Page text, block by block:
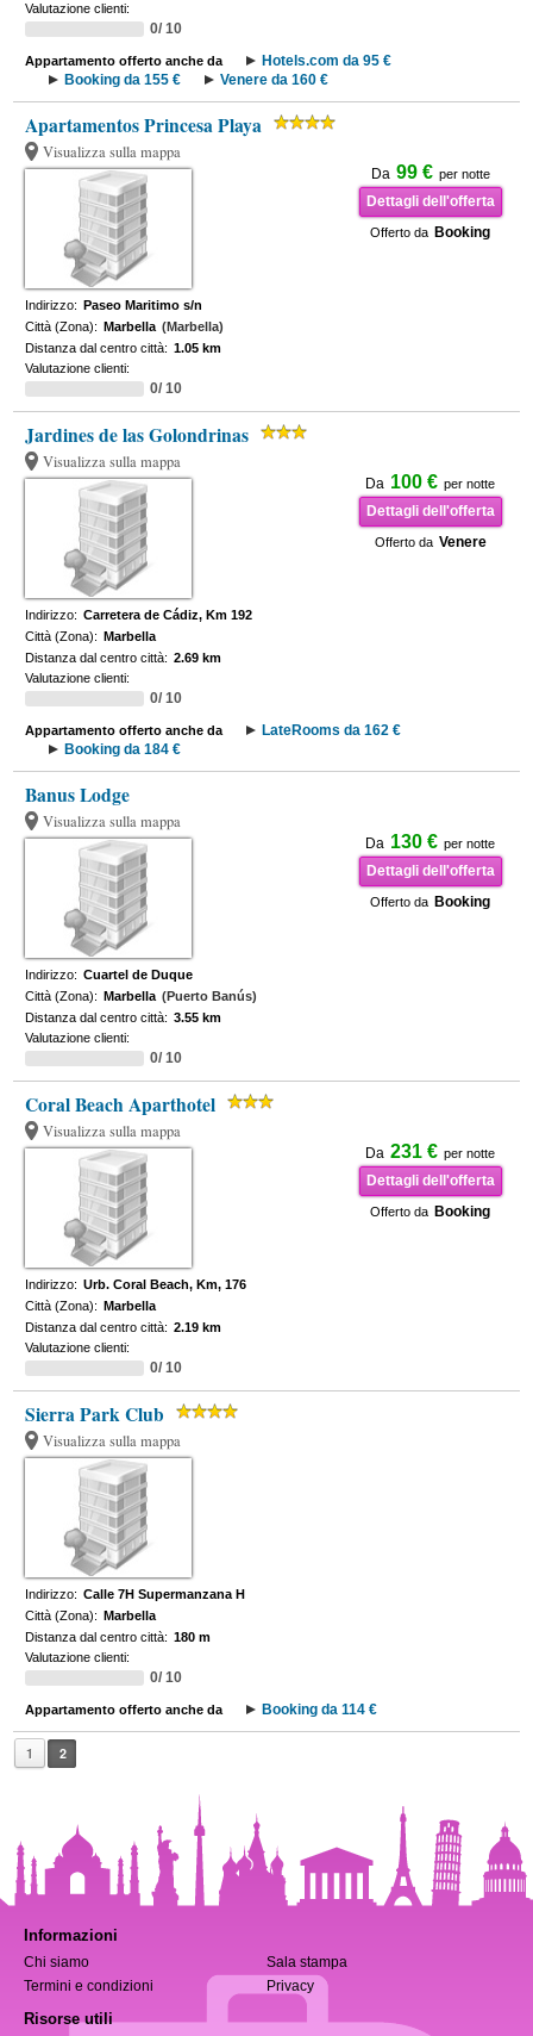
Valutazione clienti:
0/ 10
Appartamento offerto anche da
Hotels.com da 95 €
Booking da 155 €
Venere da 160 €
Apartamentos Princesa Playa
Visualizza sulla mappa
Da 99 € per notte
Dettagli dell'offerta
Offerto da Booking
Indirizzo: Paseo Maritimo s/n
Città (Zona): Marbella (Marbella)
Distanza dal centro città: 1.05 km
Valutazione clienti:
0/ 10
Jardines de las Golondrinas
Visualizza sulla mappa
Da 100 € per notte
Dettagli dell'offerta
Offerto da Venere
Indirizzo: Carretera de Cádiz, Km 192
Città (Zona): Marbella
Distanza dal centro città: 2.69 km
Valutazione clienti:
0/ 10
Appartamento offerto anche da
LateRooms da 162 €
Booking da 184 €
Banus Lodge
Visualizza sulla mappa
Da 130 € per notte
Dettagli dell'offerta
Offerto da Booking
Indirizzo: Cuartel de Duque
Città (Zona): Marbella (Puerto Banús)
Distanza dal centro città: 3.55 km
Valutazione clienti:
0/ 10
Coral Beach Aparthotel
Visualizza sulla mappa
Da 231 € per notte
Dettagli dell'offerta
Offerto da Booking
Indirizzo: Urb. Coral Beach, Km, 176
Città (Zona): Marbella
Distanza dal centro città: 2.19 km
Valutazione clienti:
0/ 10
Sierra Park Club
Visualizza sulla mappa
Indirizzo: Calle 7H Supermanzana H
Città (Zona): Marbella
Distanza dal centro città: 180 m
Valutazione clienti:
0/ 10
Appartamento offerto anche da Booking da 114 €
1 2
Informazioni
Chi siamo
Sala stampa
Termini e condizioni
Privacy
Risorse utili